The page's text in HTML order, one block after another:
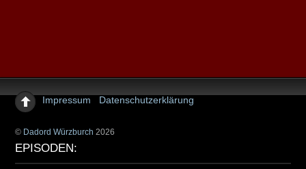
Impressum Datenschutzerklärung
© Dadord Würzburch 2026
EPISODEN: